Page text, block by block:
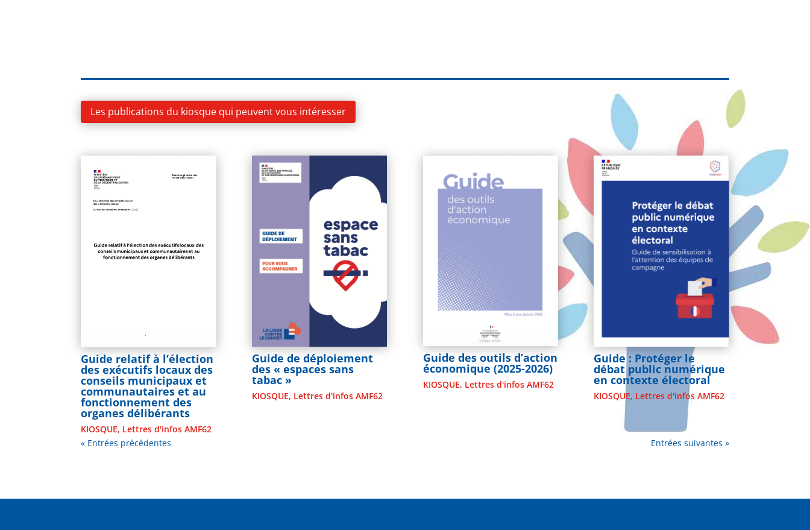
Les publications du kiosque qui peuvent vous intéresser
Guide relatif à l’élection
des exécutifs locaux des
conseils municipaux et
communautaires et au
fonctionnement des
organes délibérants
KIOSQUE, Lettres d'infos AMF62
Guide de déploiement
des « espaces sans
tabac »
KIOSQUE, Lettres d'infos AMF62
Guide des outils d’action
économique (2025-2026)
KIOSQUE, Lettres d'infos AMF62
Guide : Protéger le
débat public numérique
en contexte électoral
KIOSQUE, Lettres d'infos AMF62
« Entrées précédentes Entrées suivantes »